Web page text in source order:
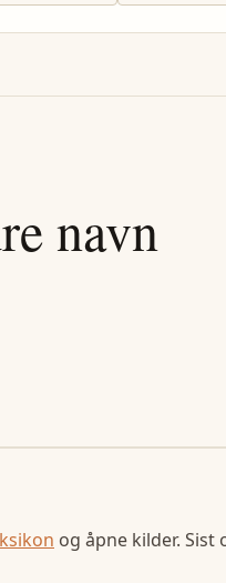
navn
og åpne kilder.